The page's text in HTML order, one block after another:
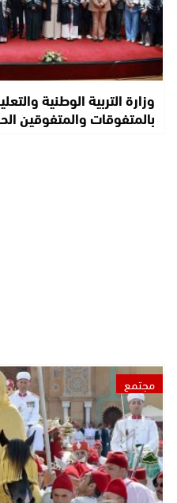
وزارة التربية الوطنية
بالمتفوقات والمتفوقين
مجتمع